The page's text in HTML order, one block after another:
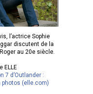
l’actrice Sophie
discutent de la
au 20e siècle.
ELLE
7 d’Outlander :
(elle.com)